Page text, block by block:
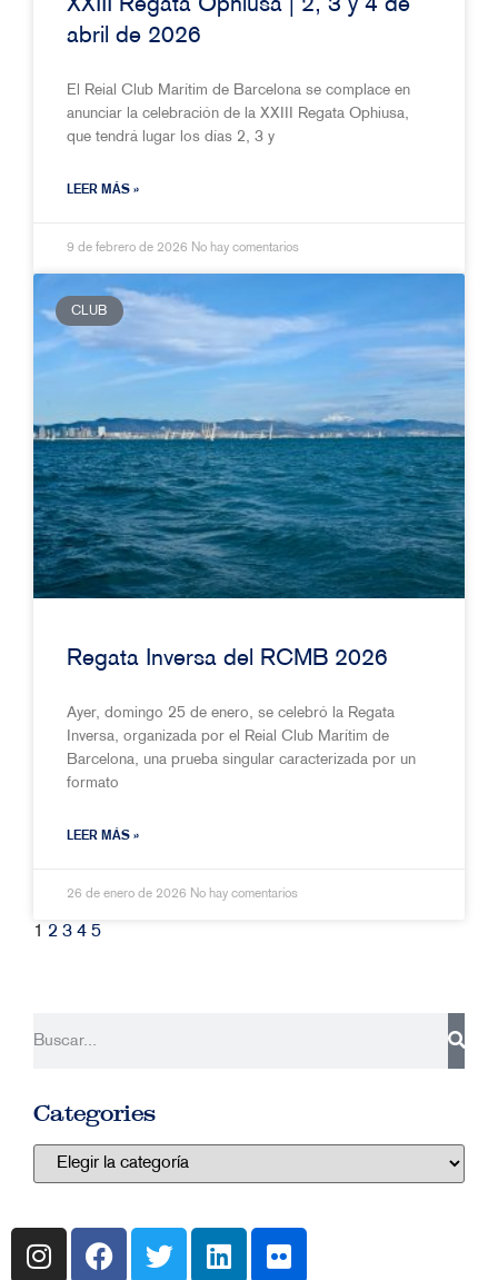
XXIII Regata Ophiusa | 2, 3 y 4 de
abril de 2026
El Reial Club Marítim de Barcelona se complace en
anunciar la celebración de la XXIII Regata Ophiusa,
que tendrá lugar los días 2, 3 y
LEER MÁS »
9 de febrero de 2026 No hay comentarios
CLUB
Regata Inversa del RCMB 2026
Ayer, domingo 25 de enero, se celebró la Regata
Inversa, organizada por el Reial Club Marítim de
Barcelona, una prueba singular caracterizada por un
formato
LEER MÁS »
26 de enero de 2026 No hay comentarios
1 2 3 4 5
Categories